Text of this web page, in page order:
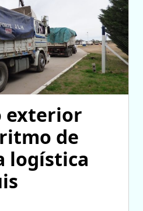
exterior
de
logística